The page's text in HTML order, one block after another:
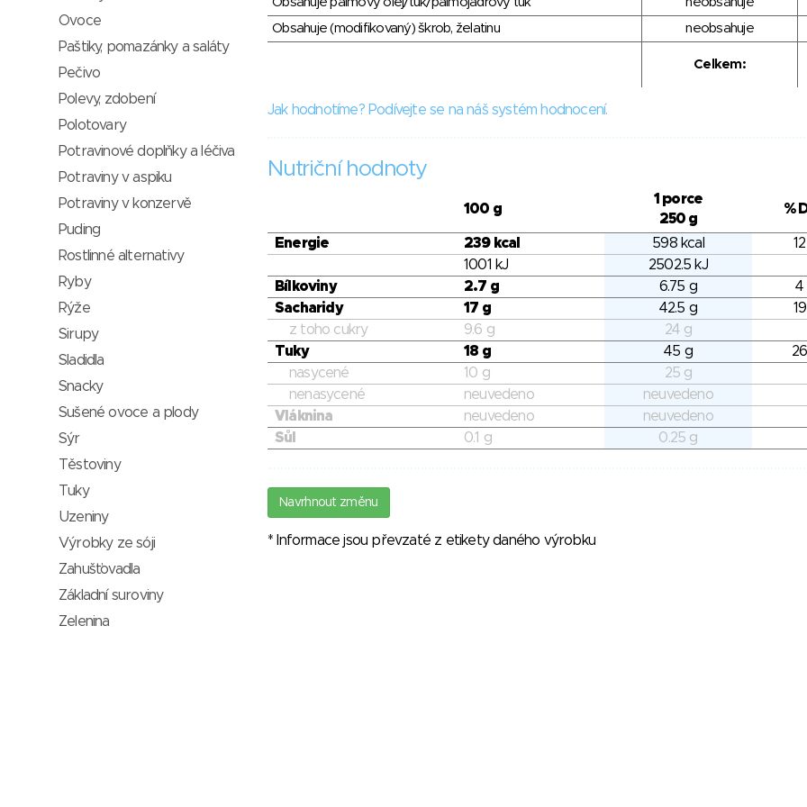
Obsahuje (modifikovaný) škrob, želatinu
neobsahuje
Celkem:
Jak hodnotíme? Podívejte se na náš systém hodnocení.
Nutriční hodnoty
100 g
1 porce
250 g
%
Energie 239 kcal 598 kcal
1001 kJ
2502.5 kJ
Bílkoviny
2.7 g 6.75 g
4
Sacharidy
17 g 42.5 g
z toho cukry
9.6 g
24 g
Tuky
18 g 45 g
nasycené
10 g
25 g
nenasycené
neuvedeno
neuvedeno
Vláknina
neuvedeno
neuvedeno
Sůl
0.1 g 0.25 g
Navrhnout změnu
* Informace jsou převzaté z etikety daného výrobku
Ovoce
Paštiky, pomazánky a saláty
Pečivo
Polevy, zdobení
Polotovary
Potravinové doplňky a léčiva
Potraviny v aspiku
Potraviny v konzervě
Puding
Rostlinné alternativy
Ryby
Rýže
Sirupy
Sladidla
Snacky
Sušené ovoce a plody
Sýr
Těstoviny
Tuky
Uzeniny
Výrobky ze sóji
Zahušťovadla
Základní suroviny
Zelenina